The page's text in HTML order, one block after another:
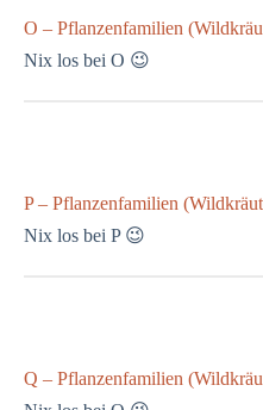
O – Pflanzenfamilien
Nix los bei O 😉
P – Pflanzenfamilien
Nix los bei P 😉
Q – Pflanzenfamilien